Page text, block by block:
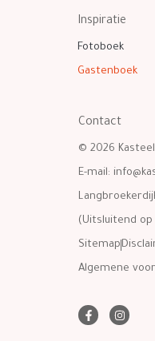
Inspiratie
Fotoboek
Gastenboek
Contact
© 2026
E-mail:
(Uitsluitend op
Sitemap
Algemene
F
a
I
n